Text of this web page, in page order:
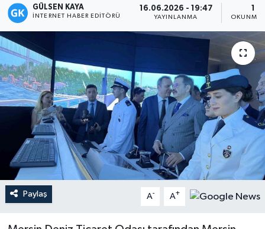
GÜLSEN KAYA
İNTERNET HABER EDITÖRÜ
16.06.2026 - 19:47
YAYINLANMA OKUNMA
Paylaş A- A+
Mersin Tarihi
Özel Haber
Politika
Resmi İlan
Sağlık
Spor